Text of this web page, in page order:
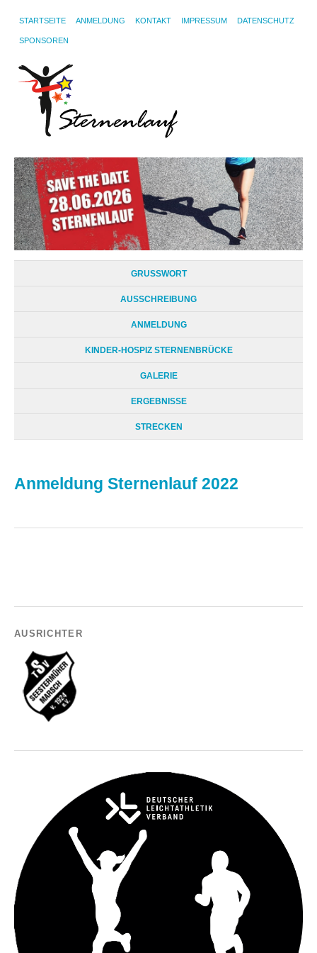
STARTSEITE ANMELDUNG KONTAKT IMPRESSUM DATENSCHUTZ
SPONSOREN
GRUSSWORT
AUSSCHREIBUNG
ANMELDUNG
KINDER-HOSPIZ STERNENBRÜCKE
GALERIE
ERGEBNISSE
STRECKEN
Anmeldung Sternenlauf 2022
AUSRICHTER